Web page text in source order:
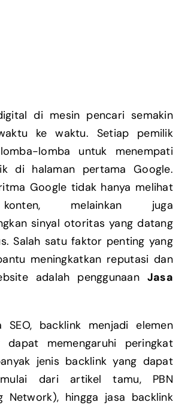
di mesin pencari semakin
ke waktu. Setiap pemilik
lomba untuk menempati
di halaman pertama Google.
Google tidak hanya melihat
melainkan juga
sinyal otoritas yang datang
Salah satu faktor penting yang
meningkatkan reputasi dan
adalah penggunaan Jasa
SEO, backlink menjadi elemen
dapat memengaruhi peringkat
jenis backlink yang dapat
mulai dari artikel tamu, PBN
Network), hingga jasa backlink